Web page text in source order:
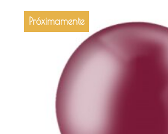
Próximamente